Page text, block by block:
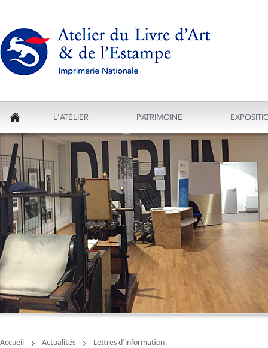
ACCUEIL
L’ATELIER PATRIMOINE
Accueil Actualités Lettres d’information